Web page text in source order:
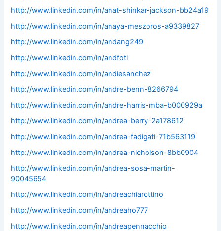
http://www.linkedin.com/in/anat-shinkar-jackson-bb24a19
http://www.linkedin.com/in/anaya-meszoros-a9339827
http://www.linkedin.com/in/andang249
http://www.linkedin.com/in/andfoti
http://www.linkedin.com/in/andiesanchez
http://www.linkedin.com/in/andre-benn-8266794
http://www.linkedin.com/in/andre-harris-mba-b000929a
http://www.linkedin.com/in/andrea-berry-2a178612
http://www.linkedin.com/in/andrea-fadigati-71b563119
http://www.linkedin.com/in/andrea-nicholson-8bb0904
http://www.linkedin.com/in/andrea-sosa-martin-
90045654
http://www.linkedin.com/in/andreachiarottino
http://www.linkedin.com/in/andreaho777
http://www.linkedin.com/in/andreapennacchio